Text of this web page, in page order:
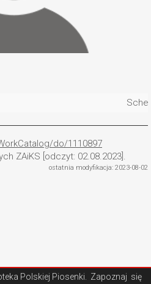
do/1110897
ZAiKS [odczyt: 02.08.2023].
ostatnia modyfikacja: 2023-08-02
Polskiej Piosenki . Zapoznaj się